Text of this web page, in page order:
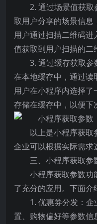
2. 通过场景值获
取用户分享的场景信息
用户通过扫描二维码
值获取到用户扫描的二
3. 通过缓存获取
在本地缓存中，通过读
用户在小程序内选择
存储在缓存中，以便下
以上是小程序获取
企业可以根据实际需求
三、小程序获取参
小程序获取参数功
了充分的应用。下面介
1. 优惠券分发：
置、购物偏好等参数